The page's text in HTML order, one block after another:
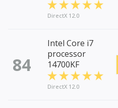
DirectX 12.0
84
Intel Core i7
processor
14700KF
DirectX 12.0